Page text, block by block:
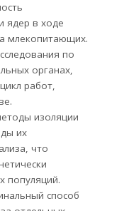
ядер в ходе
млекопитающих.
по
органах,
работ,
изоляции
их
что
популяций.
способ